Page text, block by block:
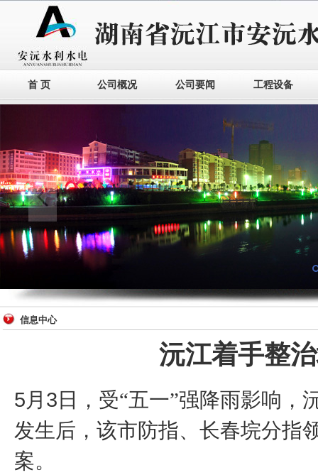
首 页 公司概况 公司要闻 工程设备
信息中心
沅江着手整
5月 3 日
，受“五一”强降雨影响
发生后，该市防指、长春垸分指
案。